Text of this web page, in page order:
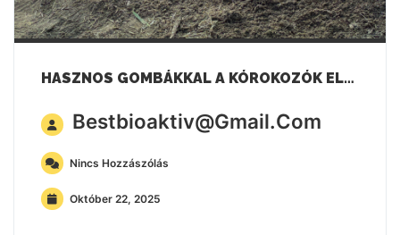
HASZNOS GOMBÁKKAL A KÓROKOZÓK ELLEN!
Bestbioaktiv@gmail.com
Nincs Hozzászólás
Október 22, 2025